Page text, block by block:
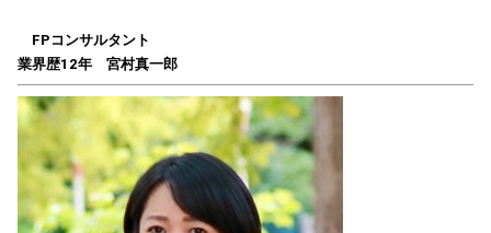
FPコンサルタント
業界歴12年 宮村真一郎